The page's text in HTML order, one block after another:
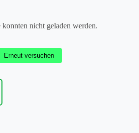
nicht geladen werden.
Erneut versuchen